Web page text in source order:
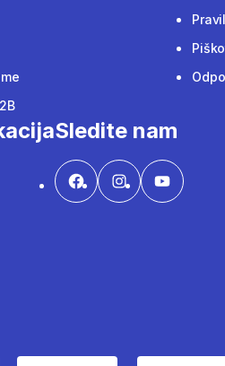
Sledite nam